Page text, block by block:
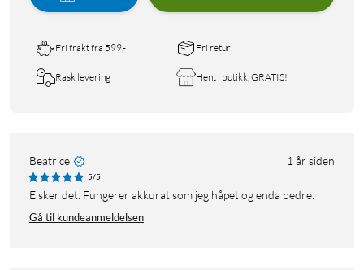
Fri frakt fra 599,- Fri retur
Rask levering Hent i butikk, GRATIS!
Beatrice 1 år siden
5/5
Elsker det. Fungerer akkurat som jeg håpet og enda bedre.
Gå til kundeanmeldelsen